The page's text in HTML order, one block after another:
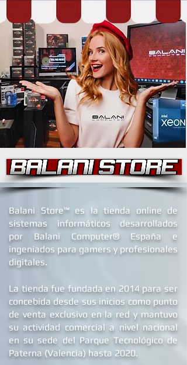
Balani Store™ es la tienda online de
sistemas informáticos desarrollados
por Balani Computer® Españae
ingeniados para gamers y profesionales
La tienda fue fundada en 2014 para ser
concebida desde sus inicios como punto
de venta exclusivo en la red y mantuvo
su actividad comercial a nivel nacional
en su sede del Parque Tecnológico de